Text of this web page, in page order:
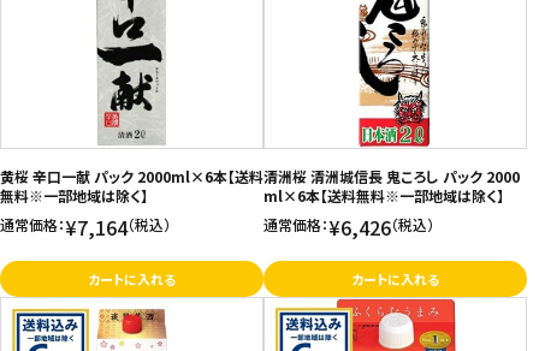
黄桜 辛口一献 パック 2000ml×6本【送料
無料※一部地域は除く】
通常価格：¥7,164（税込）
カートに入れる
清洲桜 清洲城信長 鬼ころし パック 2000
ml×6本【送料無料※一部地域は除く】
通常価格：¥6,426（税込）
カートに入れる